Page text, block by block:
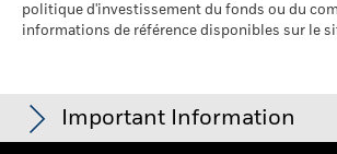
au 17/juil./2026
du fonds peuvent parfois différer des
MSCI.
sables bitumineux (à un seuil de revenus
définie par MSCI ESG Research, se répartit
Les indicateurs de participation aux
calculés par BlackRock à l’aide des données
politique d'investissement du fonds ou du
informations de référence disponibles sur le
Important Information